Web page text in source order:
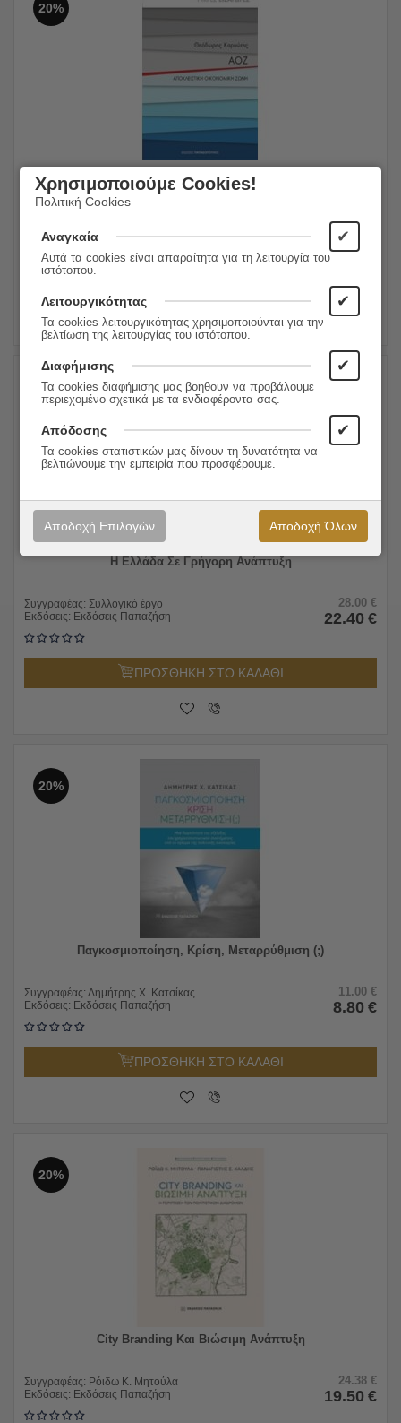
20%
8.79
20%
Η Ελλάδα Σε Γρήγορη Ανάπτυξη
Συγγραφέας: Συλλογικό έργο
Εκδόσεις: Εκδόσεις Παπαζήση
28.00 €
22.40 €
ΠΡΟΣΘΗΚΗ ΣΤΟ ΚΑΛΑΘΙ
20%
Παγκοσμιοποίηση, Κρίση, Μεταρρύθμιση (;)
Συγγραφέας: Δημήτρης Χ. Κατσίκας
Εκδόσεις: Εκδόσεις Παπαζήση
11.00 €
8.80 €
ΠΡΟΣΘΗΚΗ ΣΤΟ ΚΑΛΑΘΙ
20%
City Branding Και Βιώσιμη Ανάπτυξη
Συγγραφέας: Ρόιδω Κ. Μητούλα
Εκδόσεις: Εκδόσεις Παπαζήση
24.38 €
19.50 €
Χρησιμοποιούμε Cookies!
Πολιτική Cookies
Αναγκαία ✔
Αυτά τα cookies είναι απαραίτητα για τη λειτουργία του
ιστότοπου.
Λειτουργικότητας ✔
Τα cookies λειτουργικότητας χρησιμοποιούνται για την
βελτίωση της λειτουργίας του ιστότοπου.
Διαφήμισης ✔
Τα cookies διαφήμισης μας βοηθουν να προβάλουμε
περιεχομένο σχετικά με τα ενδιαφέροντα σας.
Απόδοσης ✔
Τα cookies στατιστικών μας δίνουν τη δυνατότητα να
βελτιώνουμε την εμπειρία που προσφέρουμε.
Αποδοχή Επιλογών Αποδοχή Όλων